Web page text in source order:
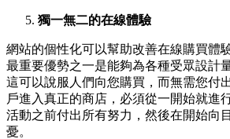
獨一無二的在線體驗
網站的個性化可以幫助改善在線購買體
最重要優勢之一是能夠為各種受眾設計
這可以說服人們向您購買，而無需您付
戶進入真正的商店，必須從一開始就進
活動之前付出所有努力，然後在開始向
憂。